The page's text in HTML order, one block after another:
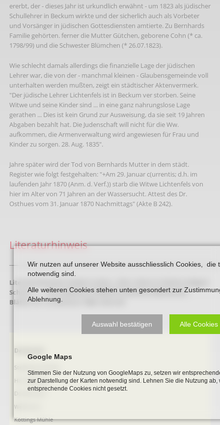
ererbt, der - dieses Jahr ist urkundlich erwähnt - um 1823 als jüdischer
Schullehrer in Beckum wirkte und der sicherlich auch als Vorbeter
und Vorsänger in jüdischen Gottesdiensten amtierte. Zu Bernhards
Familie gehörten. ferner die Mutter Gütchen, geborene Cohn (* ca.
1798/99) und die Schwester Blümchen (* 26.07.1823).
Wie schlecht damals allerdings die finanzielle Lage der jüdischen
Lehrer war, die von der - manchmal kleinen - Glaubensgemeinde voll
unterhalten werden mußten, zeigt ein städtischer Aktenvermerk.
"Der jüdische Lehrer Lichtenfels ist in Beckum ver storben. Seine
Witwe und seine Kinder sind ... in eine ganz nahrungslose Lage
gerathen ... Dies ist kein Grund zur Ausweisung, da sie seit 19 Jahren
Abgaben bezahlt hat. Die Judenschaft will nicht für die Ww.
aufkommen, die Armenverwaltung wird angewiesen für Frau und
Kinder zu sorgen. 28. Aug. 1835".
Jahre später wird der Tod von Bernhards Mutter in dem städt.
Register wie folgt festgehalten: "+Am 29. Januar c(urrentis; d.h. im
laufenden Jahr 1870 (Anm. d. Verf.)) starb die Witwe Lichtenfels von
hier im Alter von 71 Jahren an der Wassersucht. Attest des Dr.
Osthues vom 31. Januar 1870 Nachmittags" (Akte B 242).
Literaturhinweis
_____________________________________________________________________________________
Literaturhinweis:
Schutz …“ – Der jüdische Friedhof in Beckum (Beckumer
Blätter Nr. 3), Beckum 1988. Seite 68
Navigation
überspringen
Denkmale
Stephanus-Kirche
Hist. Rathaus
Domitorium
Wehrturm
Köttings Mühle
Wir nutzen auf unserer Website ausschliesslich Cookies, die
notwendig sind.
Alle weiteren Cookies stehen unten gesondert zur
Ablehnung.
Auswahl bestätigen Alle
Google Maps
Stimmen Sie der Nutzung von GoogleMaps zu, setzen wir
zur Darstellung der Karten notwendig sind. Lehnen Sie die Nutzung ab,
entsprechende Cookies nicht gesetzt.